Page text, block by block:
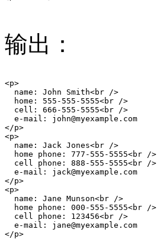
输出：
<p>
  name: John Smith<br />
  home: 555-555-5555<br />
  cell: 666-555-5555<br />
  e-mail: john@myexample.com
</p>
<p>
  name: Jack Jones<br />
  home phone: 777-555-5555<br />
  cell phone: 888-555-5555<br />
  e-mail: jack@myexample.com
</p>
<p>
  name: Jane Munson<br />
  home phone: 000-555-5555<br />
  cell phone: 123456<br />
  e-mail: jane@myexample.com
</p>